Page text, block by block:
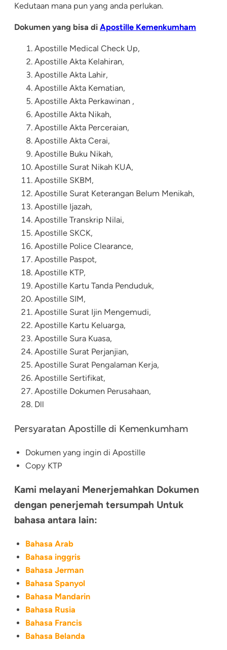
Kedutaan mana pun yang anda perlukan.
Dokumen yang bisa di Apostille Kemenkumham
Apostille Medical Check Up,
Apostille Akta Kelahiran,
Apostille Akta Lahir,
Apostille Akta Kematian,
Apostille Akta Perkawinan ,
Apostille Akta Nikah,
Apostille Akta Perceraian,
Apostille Akta Cerai,
Apostille Buku Nikah,
Apostille Surat Nikah KUA,
Apostille SKBM,
Apostille Surat Keterangan Belum Menikah,
Apostille Ijazah,
Apostille Transkrip Nilai,
Apostille SKCK,
Apostille Police Clearance,
Apostille Paspot,
Apostille KTP,
Apostille Kartu Tanda Penduduk,
Apostille SIM,
Apostille Surat Ijin Mengemudi,
Apostille Kartu Keluarga,
Apostille Sura Kuasa,
Apostille Surat Perjanjian,
Apostille Surat Pengalaman Kerja,
Apostille Sertifikat,
Apostille Dokumen Perusahaan,
Dll
Persyaratan Apostille di Kemenkumham
Dokumen yang ingin di Apostille
Copy KTP
Kami melayani Menerjemahkan Dokumen
dengan penerjemah tersumpah Untuk
bahasa antara lain:
Bahasa Arab
Bahasa inggris
Bahasa Jerman
Bahasa Spanyol
Bahasa Mandarin
Bahasa Rusia
Bahasa Francis
Bahasa Belanda